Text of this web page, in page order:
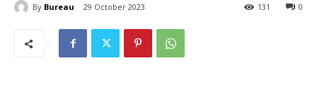
By Bureau 29 October 2023 0
131